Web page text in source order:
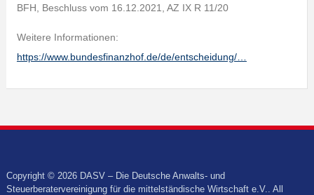
BFH, Beschluss vom 16.12.2021, AZ IX R 11/20
Weitere Informationen:
https://www.bundesfinanzhof.de/de/entscheidung/…
Copyright © 2026 DASV – Die Deutsche Anwalts- und
Steuerberatervereinigung für die mittelständische Wirtschaft e.V.. All